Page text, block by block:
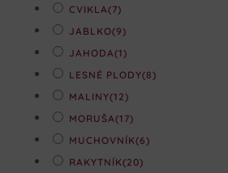
CVIKLA(7)
JABLKO(9)
JAHODA(1)
LESNÉ PLODY(8)
MALINY(12)
MORUŠA(17)
MUCHOVNÍK(6)
RAKYTNÍK(20)